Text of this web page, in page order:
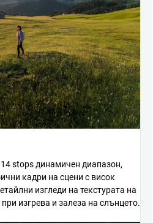
stops динамичен диапазон,
кадри на сцени с висок
изгледи на текстурата на
изгрева и залеза на слънцето.